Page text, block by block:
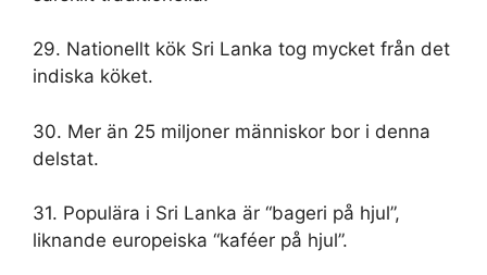
29. Nationellt kök Sri Lanka tog mycket från det
indiska köket.
30. Mer än 25 miljoner människor bor i denna
delstat.
31. Populära i Sri Lanka är “bageri på hjul”,
liknande europeiska “kaféer på hjul”.